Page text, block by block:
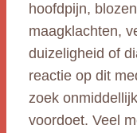
hoofdpijn,
maagklachten,
duizeligheid of
reactie op dit
zoek
voordoet. Veel